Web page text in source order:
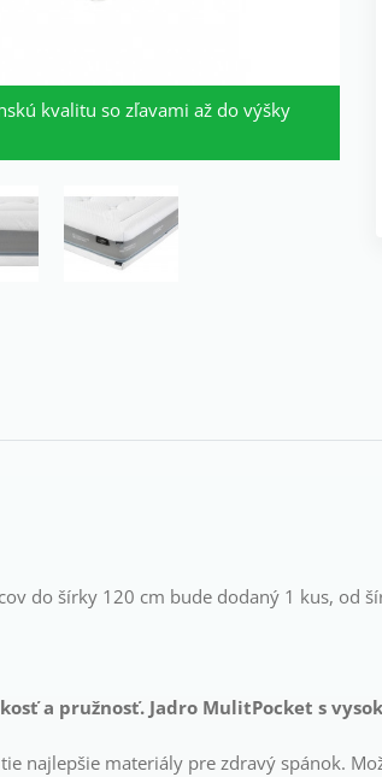
kvalitu so zľavami až do výšky
do šírky 120 cm bude dodaný 1 kus, od
a pružnosť. Jadro MulitPocket s
najlepšie materiály pre zdravý spánok.